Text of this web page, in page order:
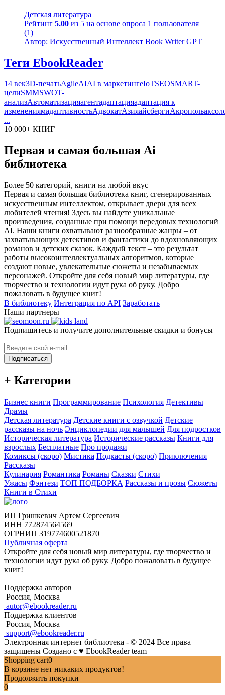
Детская литература
Рейтинг 5.00 из 5 на основе опроса 1 пользователя
(1)
Автор: Искусственный Интеллект Book Writer GPT
Теги EbookReader
14 век3D-печатьAgileAIAI в маркетингеIoTSEOSMART-
целиSMMSWOT-
анализАвтоматизацияагентадаптацияадаптация к
изменениямадаптивностьАдвокатАзияайсбергиАкрополь
...
10 000+ КНИГ
Первая и самая большая Ai
библиотека
Более 50 категорий, книги на любой вкус
Первая и самая большая библиотека книг, сгенерированных
искусственным интеллектом, открывает двери для всех
любителей чтения! Здесь вы найдете уникальные
произведения, созданные при помощи передовых технологий
AI. Наши книги охватывают разнообразные жанры – от
захватывающих детективов и фантастики до вдохновляющих
романов и детских сказок. Каждый текст – это результат
работы высокоинтеллектуальных алгоритмов, которые
создают новые, увлекательные сюжеты и незабываемых
персонажей. Откройте для себя новый мир литературы, где
творчество и технологии идут рука об руку. Добро
пожаловать в будущее книг!
В библиотеку Интеграция по API Заработать
Наши партнеры
Подпишитесь и получите дополнительные скидки и бонусы
Подписаться
+ Категории
Бизнес книги Программирование Психология Детективы
Драмы
Детская литература Детские книги с озвучкой Детские
рассказы на ночь Энциклопедии для малышей Для подростков
Историческая литература Исторические рассказы Книги для
взрослых Бесплатные Про продажи
Комиксы (скоро) Мистика Подкасты (скоро) Приключения
Рассказы
Кулинария Романтика Романы Сказки Стихи
Ужасы Фэнтези ТОП ПОДБОРКА Рассказы и прозы Сюжеты
Книги в Стихи
ИП Гришкевич Артем Сергеевич
ИНН 772874564569
ОГРНИП 319774600521870
Публичная оферта
Откройте для себя новый мир литературы, где творчество и
технологии идут рука об руку. Добро пожаловать в будущее
книг!
Поддержка авторов
Россия, Москва
autor@ebookreader.ru
Поддержка клиентов
Россия, Москва
support@ebookreader.ru
Электронная интернет библиотека - © 2024 Все права
защищены Создано с ♥ EbookReader team
Shopping cart0
В корзине нет никаких продуктов!
Продолжить покупки
0